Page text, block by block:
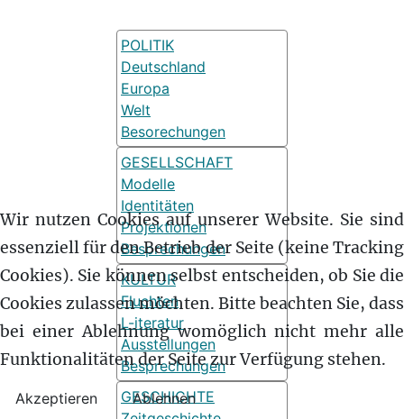
POLITIK
Deutschland
Europa
Welt
Besorechungen
GESELLSCHAFT
Modelle
Identitäten
Projektionen
Besprechungen
KULTUR
Fluchten
L-iteratur
Ausstellungen
Besprechungen
GESCHICHTE
Wir nutzen Cookies auf unserer Website. Sie sind
essenziell für den Betrieb der Seite (keine Tracking
Cookies). Sie können selbst entscheiden, ob Sie die
Cookies zulassen möchten. Bitte beachten Sie, dass
bei einer Ablehnung womöglich nicht mehr alle
Funktionalitäten der Seite zur Verfügung stehen.
Akzeptieren Ablehnen